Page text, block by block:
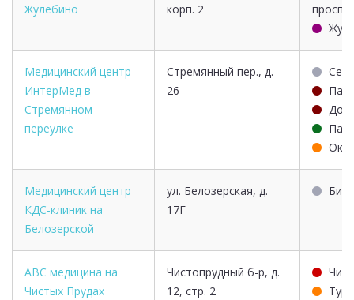
Жулебино
корп. 2
Медицинский центр
ИнтерМед в
Стремянном
переулке
Стремянный пер., д.
26
Медицинский центр
КДС-клиник на
Белозерской
ул. Белозерская, д.
17Г
ABC медицина на
Чистых Прудах
Чистопрудный б-р, д.
12, стр. 2